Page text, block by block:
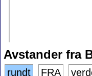
Avstander fra
rundt FRA